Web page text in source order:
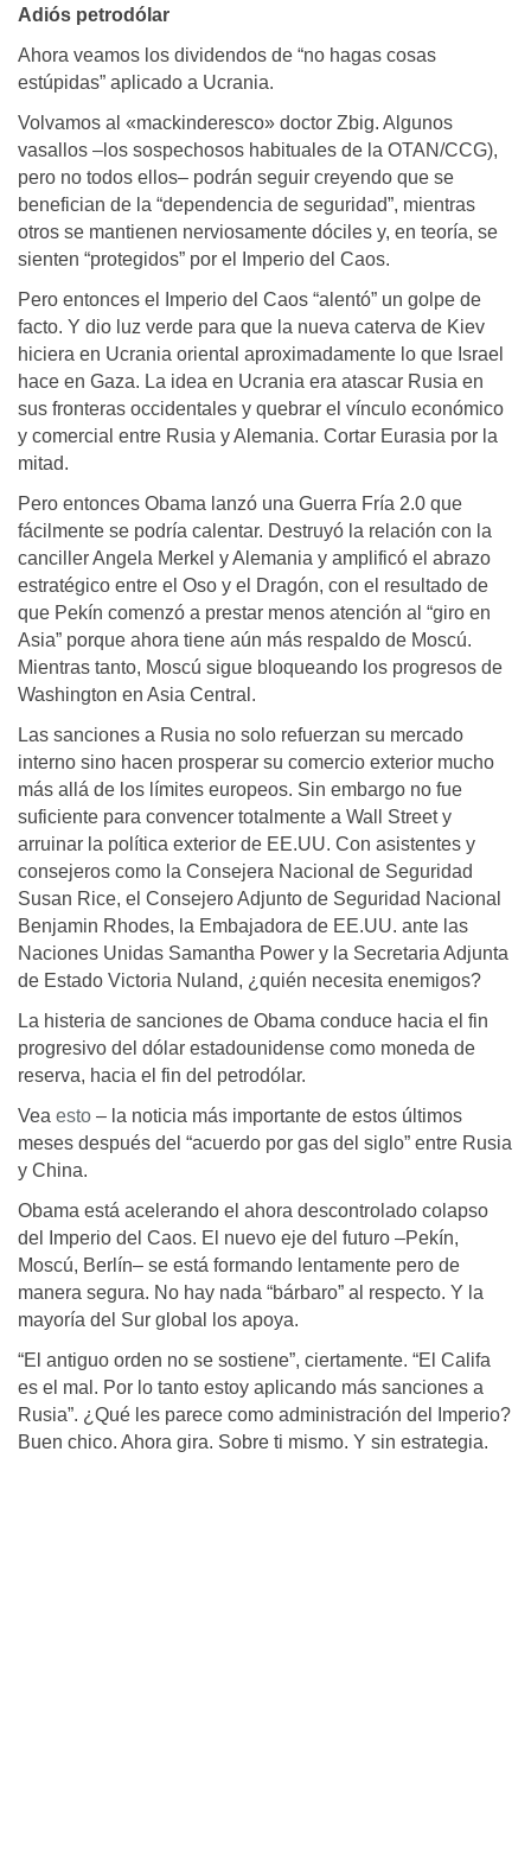
Adiós petrodólar
Ahora veamos los dividendos de “no hagas cosas
estúpidas” aplicado a Ucrania.
Volvamos al «mackinderesco» doctor Zbig. Algunos
vasallos –los sospechosos habituales de la OTAN/CCG),
pero no todos ellos– podrán seguir creyendo que se
benefician de la “dependencia de seguridad”, mientras
otros se mantienen nerviosamente dóciles y, en teoría, se
sienten “protegidos” por el Imperio del Caos.
Pero entonces el Imperio del Caos “alentó” un golpe de
facto. Y dio luz verde para que la nueva caterva de Kiev
hiciera en Ucrania oriental aproximadamente lo que Israel
hace en Gaza. La idea en Ucrania era atascar Rusia en
sus fronteras occidentales y quebrar el vínculo económico
y comercial entre Rusia y Alemania. Cortar Eurasia por la
mitad.
Pero entonces Obama lanzó una Guerra Fría 2.0 que
fácilmente se podría calentar. Destruyó la relación con la
canciller Angela Merkel y Alemania y amplificó el abrazo
estratégico entre el Oso y el Dragón, con el resultado de
que Pekín comenzó a prestar menos atención al “giro en
Asia” porque ahora tiene aún más respaldo de Moscú.
Mientras tanto, Moscú sigue bloqueando los progresos de
Washington en Asia Central.
Las sanciones a Rusia no solo refuerzan su mercado
interno sino hacen prosperar su comercio exterior mucho
más allá de los límites europeos. Sin embargo no fue
suficiente para convencer totalmente a Wall Street y
arruinar la política exterior de EE.UU. Con asistentes y
consejeros como la Consejera Nacional de Seguridad
Susan Rice, el Consejero Adjunto de Seguridad Nacional
Benjamin Rhodes, la Embajadora de EE.UU. ante las
Naciones Unidas Samantha Power y la Secretaria Adjunta
de Estado Victoria Nuland, ¿quién necesita enemigos?
La histeria de sanciones de Obama conduce hacia el fin
progresivo del dólar estadounidense como moneda de
reserva, hacia el fin del petrodólar.
Vea esto – la noticia más importante de estos últimos
meses después del “acuerdo por gas del siglo” entre Rusia
y China.
Obama está acelerando el ahora descontrolado colapso
del Imperio del Caos. El nuevo eje del futuro –Pekín,
Moscú, Berlín– se está formando lentamente pero de
manera segura. No hay nada “bárbaro” al respecto. Y la
mayoría del Sur global los apoya.
“El antiguo orden no se sostiene”, ciertamente. “El Califa
es el mal. Por lo tanto estoy aplicando más sanciones a
Rusia”. ¿Qué les parece como administración del Imperio?
Buen chico. Ahora gira. Sobre ti mismo. Y sin estrategia.